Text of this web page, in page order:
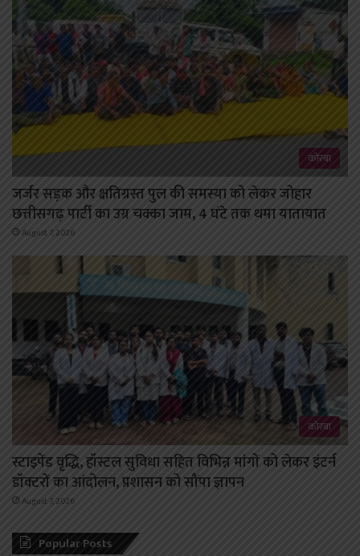
कोरबा
जर्जर सड़क और क्षतिग्रस्त पुल की समस्या को लेकर जोहार
छत्तीसगढ़ पार्टी का उग्र चक्का जाम, 4 घंटे तक थमा यातायात
August 7, 2026
कोरबा
स्टाइपेंड वृद्धि, हॉस्टल सुविधा सहित विभिन्न मांगों को लेकर इंटर्न
डॉक्टरों का आंदोलन, प्रशासन को सौंपा ज्ञापन
August 7, 2026
Popular Posts